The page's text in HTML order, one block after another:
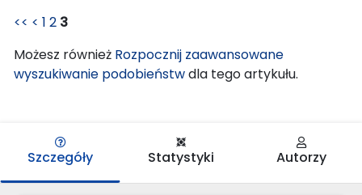
<< < 1 2 3
Możesz również Rozpocznij zaawansowane
wyszukiwanie podobieństwdla tego artykułu.
Szczegóły Statystyki Autorzy